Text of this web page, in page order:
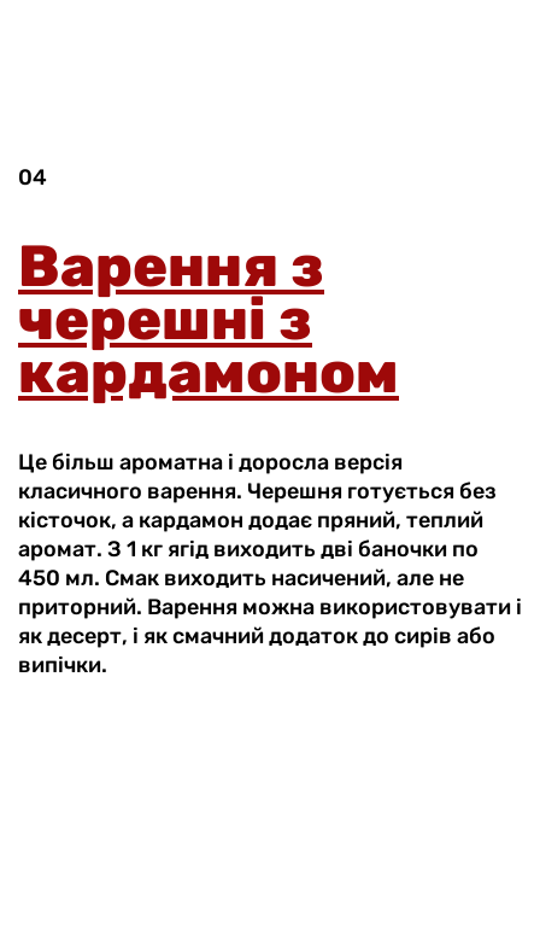
04
Варення з
черешні з
кардамоном
Це більш ароматна і доросла версія
класичного варення. Черешня готується без
кісточок, а кардамон додає пряний, теплий
аромат. З 1 кг ягід виходить дві баночки по
450 мл. Смак виходить насичений, але не
приторний. Варення можна використовувати і
як десерт, і як смачний додаток до сирів або
випічки.